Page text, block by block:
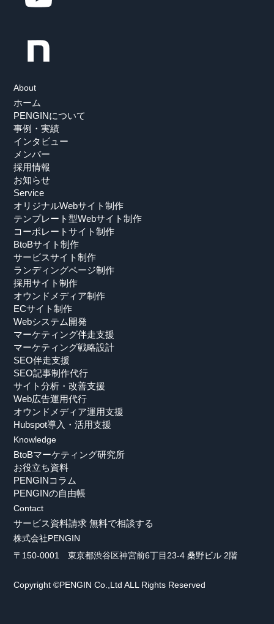
About
ホーム
PENGINについて
事例・実績
インタビュー
メンバー
採用情報
お知らせ
Service
オリジナルWebサイト制作
テンプレート型Webサイト制作
コーポレートサイト制作
BtoBサイト制作
サービスサイト制作
ランディングページ制作
採用サイト制作
オウンドメディア制作
ECサイト制作
Webシステム開発
マーケティング伴走支援
マーケティング戦略設計
SEO伴走支援
SEO記事制作代行
サイト分析・改善支援
Web広告運用代行
オウンドメディア運用支援
Hubspot導入・活用支援
Knowledge
BtoBマーケティング研究所
お役立ち資料
PENGINコラム
PENGINの自由帳
Contact
サービス資料請求 無料で相談する
株式会社PENGIN
〒150-0001 東京都渋谷区神宮前6丁目23-4 桑野ビル 2階
Copyright ©PENGIN Co.,Ltd ALL Rights Reserved